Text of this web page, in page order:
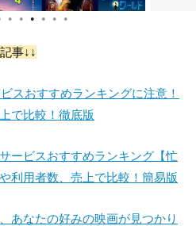
● ● ● ● ● ●
事↓↓
スおすすめランキングに注意！
で比較！徹底版
ービスおすすめランキング【忙
利用者数、売上で比較！簡易版
あなたの好みの映画が見つかり